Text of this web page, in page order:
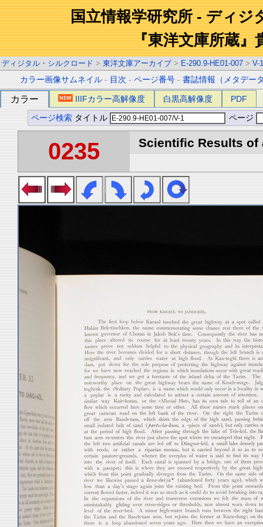
国立情報学研究所 - ディジ
『東洋文庫所蔵』
ディジタル・シルクロード > 東洋文庫アーカイブ > E-290.9-HE01-007 > V-1
カラー画像サムネイル - 目次 -ページ番号 -書誌情報（メタデー
カラー IIIFカラー高解像度 白黒高解像度 PDF
ページ検索 タイトル ページ
0235 Scientific Results of